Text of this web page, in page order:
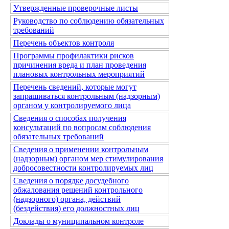
Утвержденные проверочные листы
Руководство по соблюдению обязательных
требований
Перечень объектов контроля
Программы профилактики рисков
причинения вреда и план проведения
плановых контрольных мероприятий
Перечень сведений, которые могут
запрашиваться контрольным (надзорным)
органом у контролируемого лица
Сведения о способах получения
консультаций по вопросам соблюдения
обязательных требований
Сведения о применении контрольным
(надзорным) органом мер стимулирования
добросовестности контролируемых лиц
Сведения о порядке досудебного
обжалования решений контрольного
(надзорного) органа, действий
(бездействия) его должностных лиц
Доклады о муниципальном контроле